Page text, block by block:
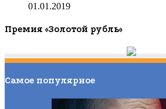
01.01.2019
Премия «Золотой рубль»
Самое популярное